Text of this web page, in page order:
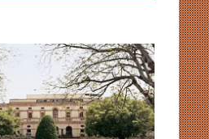
ओनिडा
का
‘रीवायर्ड’
अवतार,
100-
इंच